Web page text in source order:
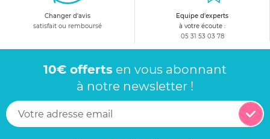
Changer d'avis
satisfait ou remboursé
Equipe d'experts
à votre écoute :
05 31 53 03 78
10€ offerts en vous abonnant
à notre newsletter !